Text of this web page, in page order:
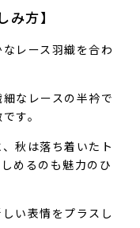
み方】
レース羽織を合わ
なレースの半衿で
す。
秋は落ち着いたト
めるのも魅力のひ
い表情をプラスし